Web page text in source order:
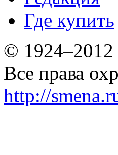
Где купить
©
Все права
http://